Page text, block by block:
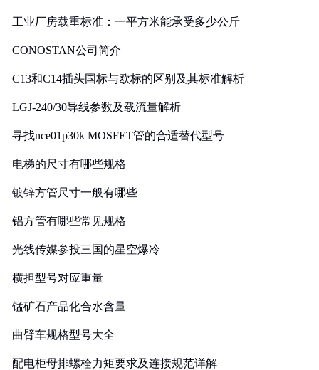
工业厂房载重标准：一平方米能承受多少公斤
CONOSTAN公司简介
C13和C14插头国标与欧标的区别及其标准解析
LGJ-240/30导线参数及载流量解析
寻找nce01p30k MOSFET管的合适替代型号
电梯的尺寸有哪些规格
镀锌方管尺寸一般有哪些
铝方管有哪些常见规格
光线传媒参投三国的星空爆冷
横担型号对应重量
锰矿石产品化合水含量
曲臂车规格型号大全
配电柜母排螺栓力矩要求及连接规范详解